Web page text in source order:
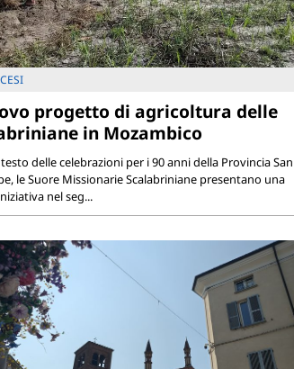
progetto di agricoltura delle
in Mozambico
delle celebrazioni per i 90 anni della Provincia San
le Suore Missionarie Scalabriniane presentano una
nel seg...